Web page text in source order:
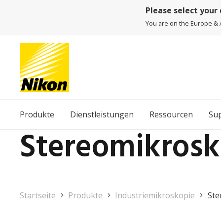
Please select
You are on the Europe &
Produkte Dienstleistungen Ressourcen
Startseite Produkte Industriemikroskopie